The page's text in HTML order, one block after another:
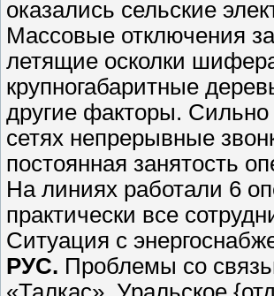
оказались сельские
Массовые отключения
летящие осколки
крупногабаритные
другие факторы.
сетях непрерывные
постоянная занятость
На линиях работали 6
практически все
Ситуация с
РУС. Проблемы со